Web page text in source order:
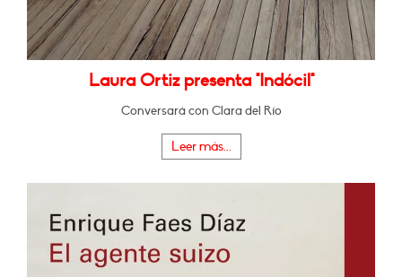
Laura Ortiz presenta "Indócil"
Conversará con Clara del Río
Leer más...